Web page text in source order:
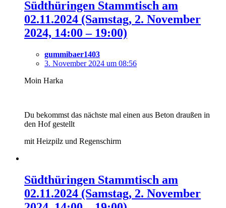
Südthüringen Stammtisch am
02.11.2024 (Samstag, 2. November
2024, 14:00 – 19:00)
gummibaer1403
3. November 2024 um 08:56
Moin Harka
Du bekommst das nächste mal einen aus Beton draußen in
den Hof gestellt
mit Heizpilz und Regenschirm
Südthüringen Stammtisch am
02.11.2024 (Samstag, 2. November